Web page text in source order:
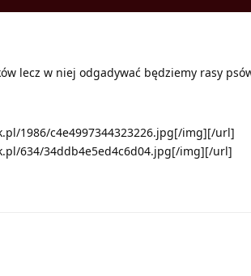
lecz w niej odgadywać będziemy rasy
1986/c4e4997344323226.jpg[/img][/url]
634/34ddb4e5ed4c6d04.jpg[/img][/url]